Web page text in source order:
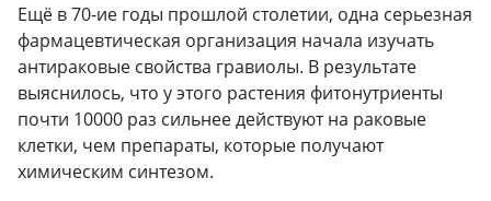
Ещё в 70-ие годы прошлой столетии, одна серьезная
фармацевтическая организация начала изучать
антираковые свойства гравиолы. В результате
выяснилось, что у этого растения фитонутриенты
почти 10000 раз сильнее действуют на раковые
клетки, чем препараты, которые получают
химическим синтезом.